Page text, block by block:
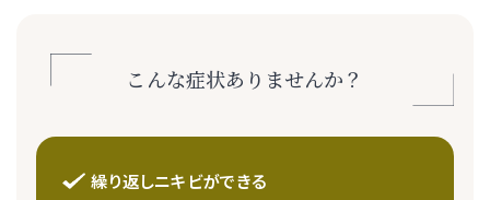
こんな症状ありませんか？
繰り返しニキビができる